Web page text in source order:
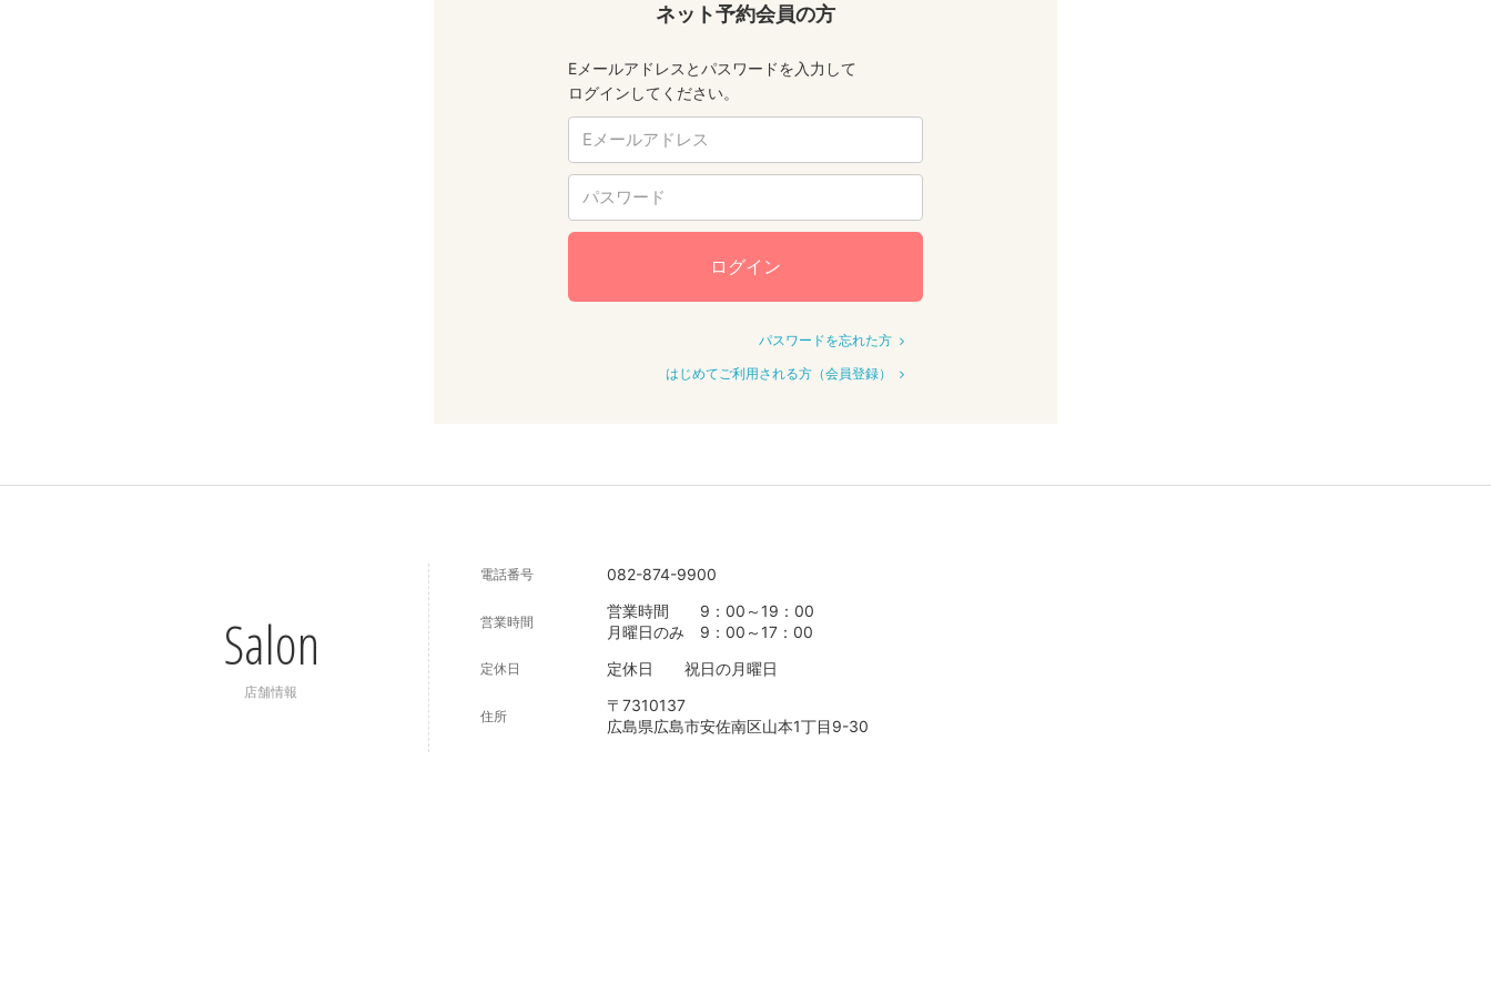
ネット予約会員の方
Eメールアドレスとパスワードを入力して
ログインしてください。
ログイン
パスワードを忘れた方
はじめてご利用される方（会員登録）
Salon
店舗情報
電話番号 082-874-9900
営業時間
営業時間 9：00～19：00
月曜日のみ 9：00～17：00
定休日 定休日 祝日の月曜日
住所
〒7310137
広島県広島市安佐南区山本1丁目9-30